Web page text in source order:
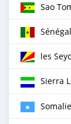
Sao
Sénégal
les
Sierra
Somalie